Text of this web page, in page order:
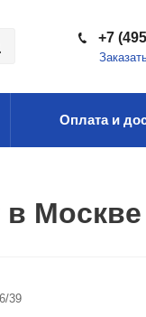
+7
Оплата и
Москве
39